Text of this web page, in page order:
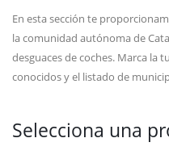
En esta sección te
la comunidad autónoma de
desguaces de coches. Marca la
conocidos y el listado de
Selecciona una